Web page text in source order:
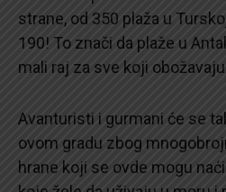
strane, od 350 plaža u
190! To znači da plaže u
mali raj za sve koji
Avanturisti i gurmani će se
ovom gradu zbog
hrane koji se ovde mogu